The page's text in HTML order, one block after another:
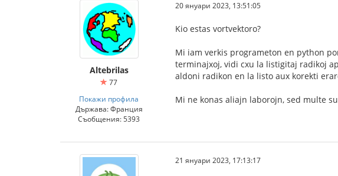
Altebrilas
77
Покажи профила
Държава: Франция
Съобщения: 5393
20 януари 2023, 13:51:05
Kio estas vortvektoro?
Mi iam verkis programeton en python
terminajxoj, vidi cxu la listigitaj radikoj
aldoni radikon en la listo aux korekti
Mi ne konas aliajn laborojn, sed multe
21 януари 2023, 17:13:17